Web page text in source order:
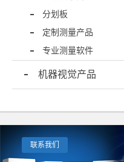
分划板
定制测量产品
专业测量软件
机器视觉产品
联系我们